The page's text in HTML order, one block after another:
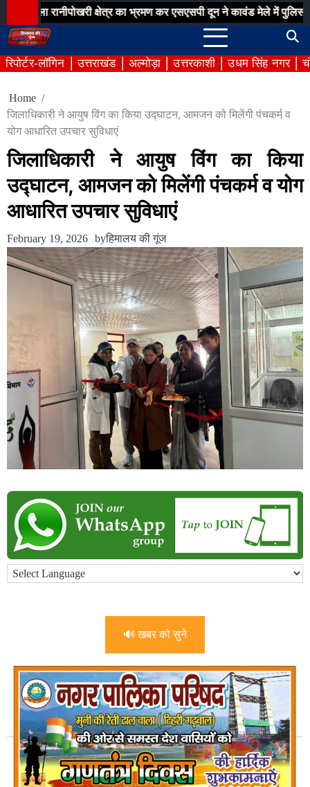
to
content
क्षेत्र का भ्रमण कर एसएसपी दून ने कावंड मेले में पुलिस व्यवस्थाओं
रिपोर्टर-लॉगिन उत्तराखंड अल्मोड़ा उत्तरकाशी उधम सिंह नगर
Home
जिलाधिकारी ने आयुष विंग का किया उद्घाटन, आमजन को मिलेंगी पंचकर्म व
योग आधारित उपचार सुविधाएं
जिलाधिकारी ने आयुष विंग का किया
उद्घाटन, आमजन को मिलेंगी पंचकर्म व योग
आधारित उपचार सुविधाएं
February 19, 2026 byहिमालय की गूंज
🔊 खबर को सुने